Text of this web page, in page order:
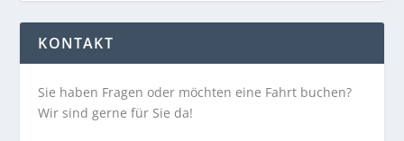
KONTAKT
Sie haben Fragen oder möchten eine Fahrt buchen?
Wir sind gerne für Sie da!